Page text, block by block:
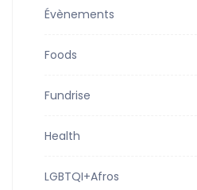
Évènements
Foods
Fundrise
Health
LGBTQI+Afros